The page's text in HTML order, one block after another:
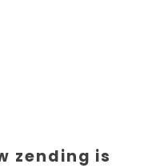
zending is